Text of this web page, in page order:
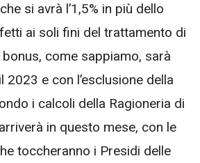
si avrà l’1,5% in più dello
ai soli fini del trattamento di
come sappiamo, sarà
e con l’esclusione della
i calcoli della Ragioneria di
in questo mese, con le
toccheranno i Presidi delle